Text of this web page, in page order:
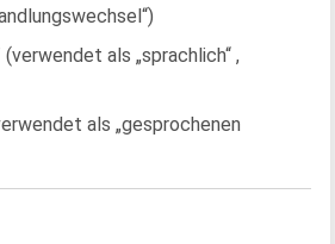
(verwendet als „sprachlich“ ,
als „gesprochenen